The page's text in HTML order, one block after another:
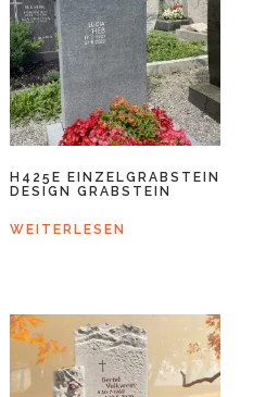
H425E EINZELGRABSTEIN
DESIGN GRABSTEIN
WEITERLESEN